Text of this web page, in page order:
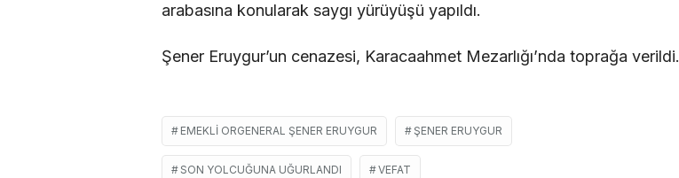
arabasına konularak saygı yürüyüşü yapıldı.
Şener Eruygur’un cenazesi, Karacaahmet Mezarlığı’nda toprağa verildi.
EMEKLI ORGENERAL ŞENER ERUYGUR ŞENER ERUYGUR
SON YOLCUĞUNA UĞURLANDI VEFAT